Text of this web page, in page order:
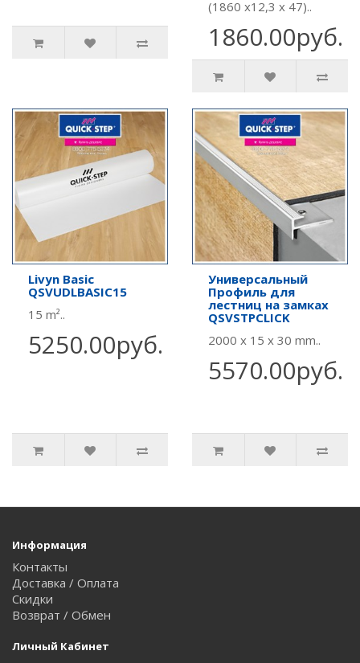
(1860 х12,3 х 47)..
1860.00руб.
Livyn Basic
QSVUDLBASIC15
15 m²..
5250.00руб.
Универсальный
Профиль для
лестниц на замках
QSVSTPCLICK
2000 x 15 x 30 mm..
5570.00руб.
Информация
Контакты
Доставка / Оплата
Скидки
Возврат / Обмен
Личный Кабинет